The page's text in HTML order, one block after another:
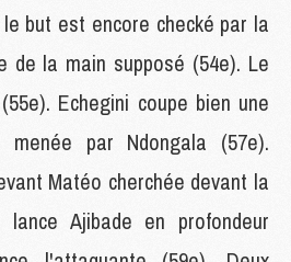
but est encore checké par la
de la main supposé (54e). Le
Echegini coupe bien une
par Ndongala (57e).
Matéo cherchée devant la
lance Ajibade en profondeur